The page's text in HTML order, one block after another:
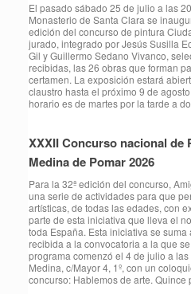
El pasado sábado 25 de julio a las
Monasterio de Santa Clara se
edición del concurso de pintura
jurado, integrado por Jesús Susilla
Gil y Guillermo Sedano Vivanco,
recibidas, las 26 obras que forman
certamen. La exposición estará
claustro hasta el próximo 9 de
horario es de martes por la tarde a
XXXII Concurso nacional de
Medina de Pomar 2026
Para la 32ª edición del concurso,
una serie de actividades para que
artísticas, de todas las edades, con
parte de esta iniciativa que lleva el
toda España. Esta iniciativa se
recibida a la convocatoria a la que
programa comenzó el 4 de julio a
Medina, c/Mayor 4, 1º, con un
concurso: Hablemos de arte.